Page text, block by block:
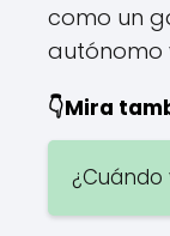
como un
autónomo
👇Mira